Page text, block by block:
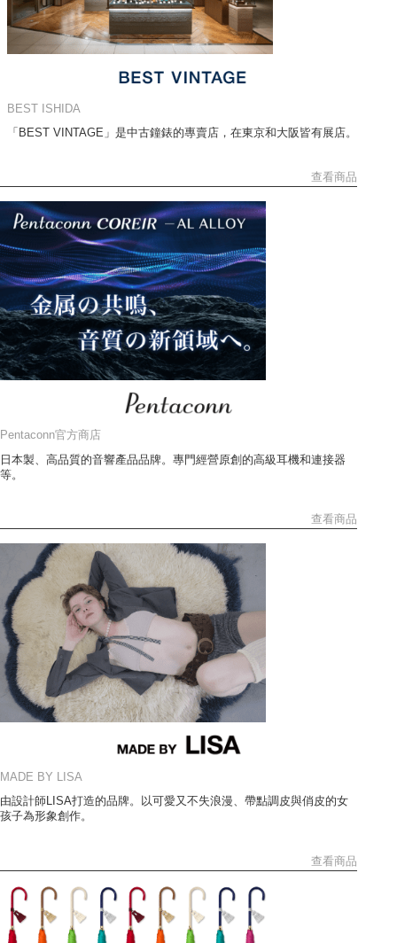
BEST ISHIDA
「BEST VINTAGE」是中古鐘錶的專賣店，在東京和大阪皆有展店。
查看商品
Pentaconn官方商店
日本製、高品質的音響產品品牌。專門經營原創的高級耳機和連接器
等。
查看商品
MADE BY LISA
由設計師LISA打造的品牌。以可愛又不失浪漫、帶點調皮與俏皮的女
孩子為形象創作。
查看商品